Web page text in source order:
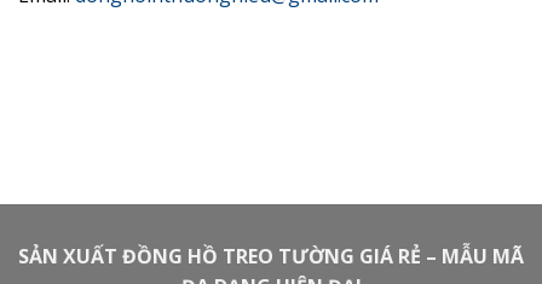
SẢN XUẤT ĐỒNG HỒ TREO TƯỜNG GIÁ RẺ – MẪU MÃ